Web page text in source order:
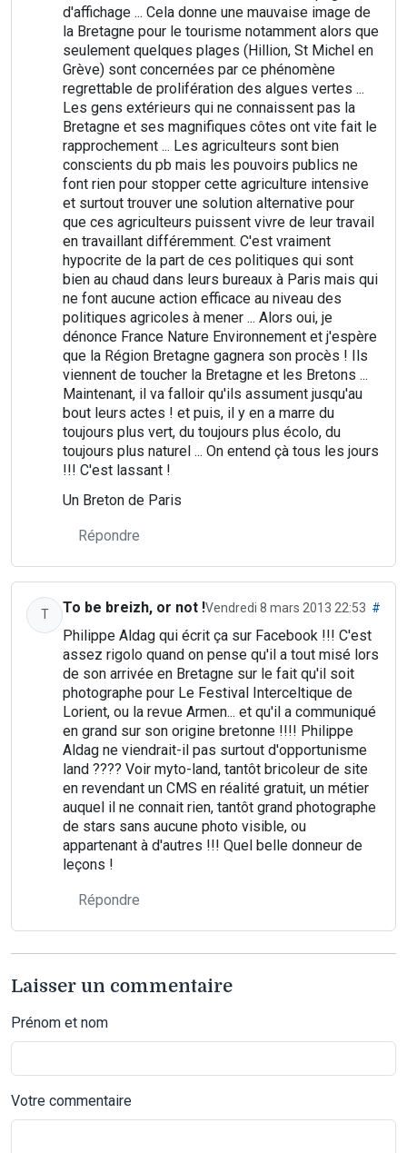
d'affichage ... Cela donne une mauvaise image de
la Bretagne pour le tourisme notamment alors que
seulement quelques plages (Hillion, St Michel en
Grève) sont concernées par ce phénomène
regrettable de prolifération des algues vertes ...
Les gens extérieurs qui ne connaissent pas la
Bretagne et ses magnifiques côtes ont vite fait le
rapprochement ... Les agriculteurs sont bien
conscients du pb mais les pouvoirs publics ne
font rien pour stopper cette agriculture intensive
et surtout trouver une solution alternative pour
que ces agriculteurs puissent vivre de leur travail
en travaillant différemment. C'est vraiment
hypocrite de la part de ces politiques qui sont
bien au chaud dans leurs bureaux à Paris mais qui
ne font aucune action efficace au niveau des
politiques agricoles à mener ... Alors oui, je
dénonce France Nature Environnement et j'espère
que la Région Bretagne gagnera son procès ! Ils
viennent de toucher la Bretagne et les Bretons ...
Maintenant, il va falloir qu'ils assument jusqu'au
bout leurs actes ! et puis, il y en a marre du
toujours plus vert, du toujours plus écolo, du
toujours plus naturel ... On entend çà tous les jours
!!! C'est lassant !
Un Breton de Paris
Répondre
T To be breizh, or not !Vendredi 8 mars 2013 22:53 #
Philippe Aldag qui écrit ça sur Facebook !!! C'est
assez rigolo quand on pense qu'il a tout misé lors
de son arrivée en Bretagne sur le fait qu'il soit
photographe pour Le Festival Interceltique de
Lorient, ou la revue Armen... et qu'il a communiqué
en grand sur son origine bretonne !!!! Philippe
Aldag ne viendrait-il pas surtout d'opportunisme
land ???? Voir myto-land, tantôt bricoleur de site
en revendant un CMS en réalité gratuit, un métier
auquel il ne connait rien, tantôt grand photographe
de stars sans aucune photo visible, ou
appartenant à d'autres !!! Quel belle donneur de
leçons !
Répondre
Laisser un commentaire
Prénom et nom
Votre commentaire